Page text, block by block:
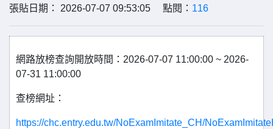
張貼日期： 2026-07-07 09:53:05 點閱： 116
網路放榜查詢開放時間：2026-07-07 11:00:00 ~ 2026-
07-31 11:00:00
查榜網址：
https://chc.entry.edu.tw/NoExamImitate_CH/